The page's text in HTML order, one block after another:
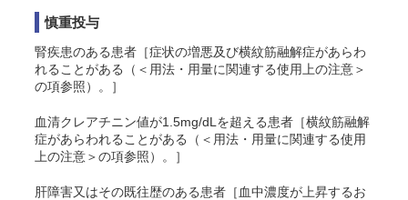
慎重投与
腎疾患のある患者［症状の増悪及び横紋筋融解症があらわ
れることがある（＜用法・用量に関連する使用上の注意＞
の項参照）。］
血清クレアチニン値が1.5mg/dLを超える患者［横紋筋融解
症があらわれることがある（＜用法・用量に関連する使用
上の注意＞の項参照）。］
肝障害又はその既往歴のある患者［血中濃度が上昇するお